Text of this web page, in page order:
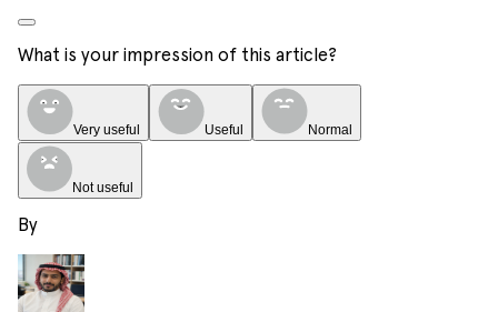
What is your impression of this article?
Very useful Useful Normal
Not useful
By